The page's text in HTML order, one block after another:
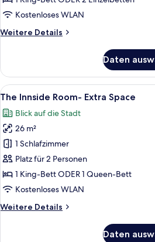
Kostenloses WLAN
Weitere Details
Weitere
Innside
Room
Daten
Alle
Fotos
für
The
Innside
Room-
Extra
Space
Ein
4
The Innside Room- Extra Space
Blick auf die Stadt
26 m²
1 Schlafzimmer
Platz für 2 Personen
1 King-Bett ODER 1 Queen-Bett
Kostenloses WLAN
Weitere Details
Weitere
Daten